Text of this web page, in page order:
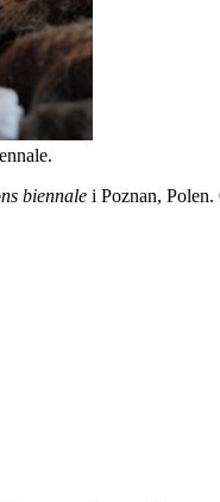
biennale i Poznan,